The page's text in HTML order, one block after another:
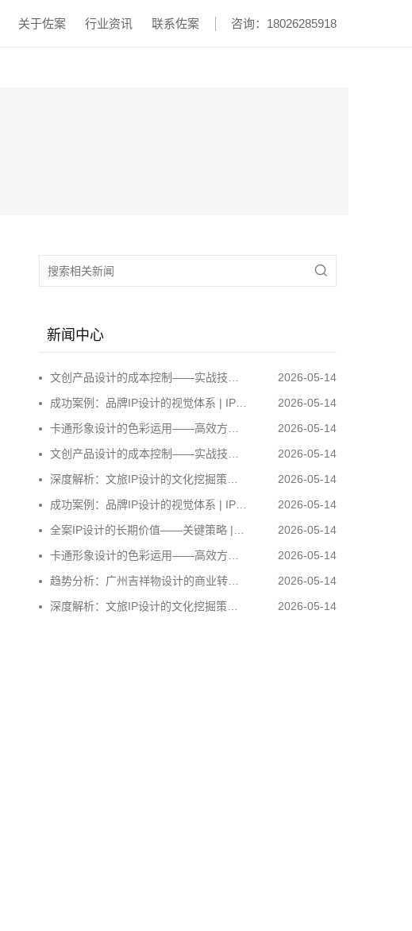
咨询：18026285918
关于佐案 行业资讯 联系佐案

新闻中心
2026-05-14
文创产品设计的成本控制——实战技巧 | IP设计公司-佐案设计
2026-05-14
成功案例：品牌IP设计的视觉体系 | IP设计公司-佐案设计
2026-05-14
卡通形象设计的色彩运用——高效方案 | IP设计公司-佐案设计
2026-05-14
文创产品设计的成本控制——实战技巧 | IP设计公司-佐案设计
2026-05-14
深度解析：文旅IP设计的文化挖掘策略 | IP设计公司-佐案设计
2026-05-14
成功案例：品牌IP设计的视觉体系 | IP设计公司-佐案设计
2026-05-14
全案IP设计的长期价值——关键策略 | IP设计公司-佐案设计
2026-05-14
卡通形象设计的色彩运用——高效方案 | IP设计公司-佐案设计
2026-05-14
趋势分析：广州吉祥物设计的商业转化 | IP设计公司-佐案设计
2026-05-14
深度解析：文旅IP设计的文化挖掘策略 | IP设计公司-佐案设计